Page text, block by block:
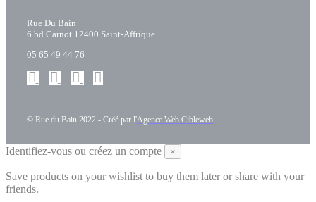
Rue Du Bain
6 bd Carnot 12400 Saint-Affrique
05 65 49 44 76
© Rue du Bain 2022 - Créé par l'Agence Web Cibleweb
Identifiez-vous ou créez un compte ×
Save products on your wishlist to buy them later or share with your
friends.